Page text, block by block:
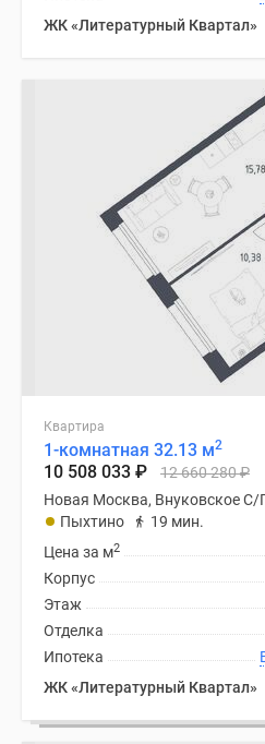
ЖК «Литературный Квартал»
Квартира
1-комнатная 32.13 м2
10 508 033 ₽ 12 660 280₽
Новая Москва, Внуковское С/
Пыхтино
19 мин.
Цена за м2
Корпус
Этаж
Отделка
Ипотека
ЖК «Литературный Квартал»